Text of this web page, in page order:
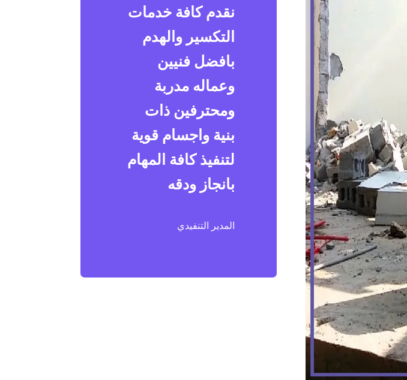
نقدم كافة خدمات
التكسير والهدم
بافضل فنيين
وعماله مدربة
ومحترفين ذات
بنية واجسام قوية
لتنفيذ كافة المهام
بانجاز ودقه
المدير التنفيدي